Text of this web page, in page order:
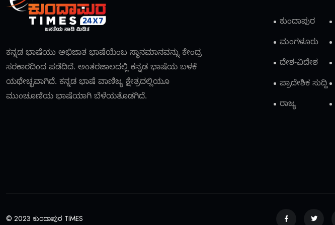
ಕನ್ನಡ ಭಾಷೆಯು ಅಭಿಜಾತ ಭಾಷೆಯೆಂಬ ಸ್ಥಾನಮಾನವನ್ನು ಕೇಂದ್ರ
ಸರಕಾರದಿಂದ ಪಡೆದಿದೆ. ಅಂತರಜಾಲದಲ್ಲಿ ಕನ್ನಡ ಭಾಷೆಯ ಬಳಕೆ
ಯಥೇಚ್ಛವಾಗಿದೆ. ಕನ್ನಡ ಭಾಷೆ ವಾಣಿಜ್ಯ ಕ್ಷೇತ್ರದಲ್ಲಿಯೂ
ಮುಂಚೂಣಿಯ ಭಾಷೆಯಾಗಿ ಬೆಳೆಯತೊಡಗಿದೆ.
ಕುಂದಾಪುರ
ಮಂಗಳೂರು
ದೇಶ-ವಿದೇಶ
ಪ್ರಾದೇಶಿಕ ಸುದ್ದಿ
ರಾಜ್ಯ
© 2023 ಕುಂದಾಪುರ TIMES